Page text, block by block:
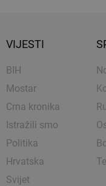
VIJESTI
BIH
Mostar
Crna kronika
Istražili smo
Politika
Hrvatska
Svijet